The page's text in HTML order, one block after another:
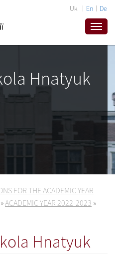
Uk En De
Hnatyuk
FOR THE ACADEMIC YEAR
»ACADEMIC YEAR 2022-2023 »
Hnatyuk